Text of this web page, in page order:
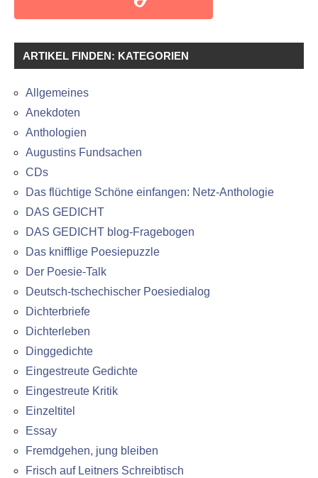
ARTIKEL FINDEN: KATEGORIEN
Allgemeines
Anekdoten
Anthologien
Augustins Fundsachen
CDs
Das flüchtige Schöne einfangen: Netz-Anthologie
DAS GEDICHT
DAS GEDICHT blog-Fragebogen
Das knifflige Poesiepuzzle
Der Poesie-Talk
Deutsch-tschechischer Poesiedialog
Dichterbriefe
Dichterleben
Dinggedichte
Eingestreute Gedichte
Eingestreute Kritik
Einzeltitel
Essay
Fremdgehen, jung bleiben
Frisch auf Leitners Schreibtisch